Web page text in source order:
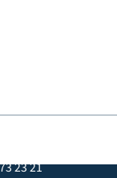
nous
23 21